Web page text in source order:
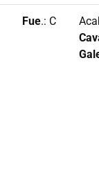
Fue.: C